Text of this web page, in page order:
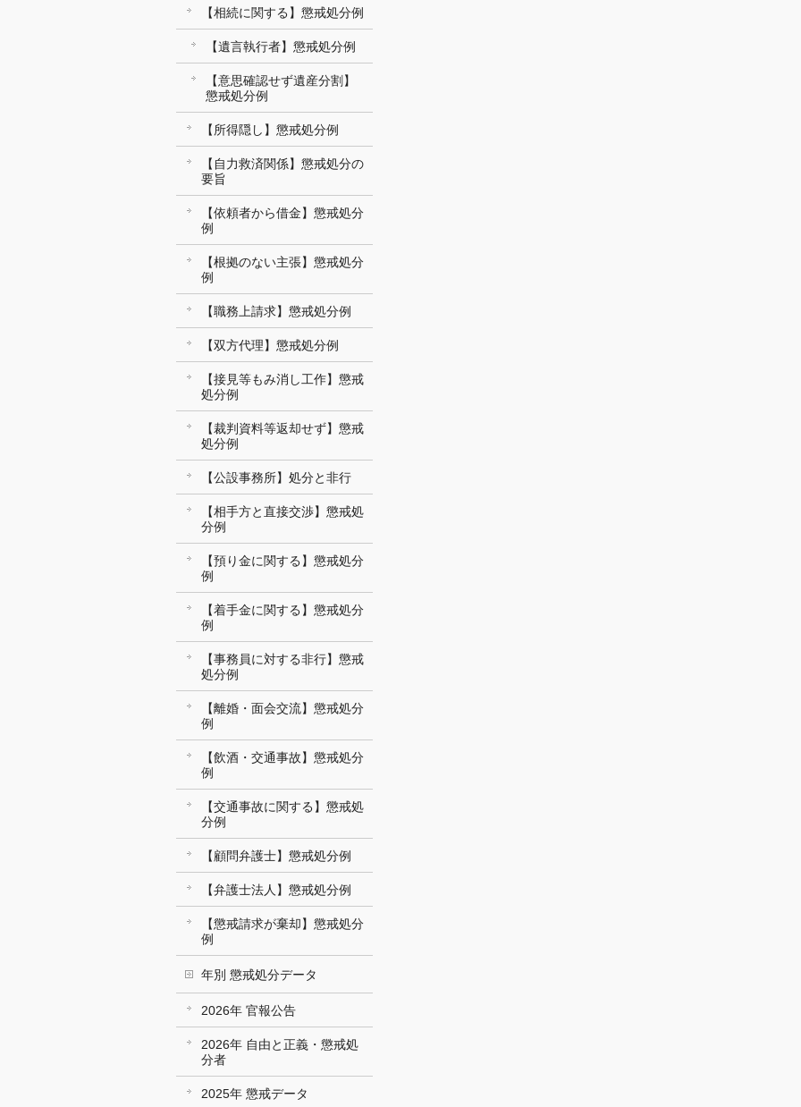
【相続に関する】懲戒処分例
【遺言執行者】懲戒処分例
【意思確認せず遺産分割】
懲戒処分例
【所得隠し】懲戒処分例
【自力救済関係】懲戒処分の
要旨
【依頼者から借金】懲戒処分
例
【根拠のない主張】懲戒処分
例
【職務上請求】懲戒処分例
【双方代理】懲戒処分例
【接見等もみ消し工作】懲戒
処分例
【裁判資料等返却せず】懲戒
処分例
【公設事務所】処分と非行
【相手方と直接交渉】懲戒処
分例
【預り金に関する】懲戒処分
例
【着手金に関する】懲戒処分
例
【事務員に対する非行】懲戒
処分例
【離婚・面会交流】懲戒処分
例
【飲酒・交通事故】懲戒処分
例
【交通事故に関する】懲戒処
分例
【顧問弁護士】懲戒処分例
【弁護士法人】懲戒処分例
【懲戒請求が棄却】懲戒処分
例
年別 懲戒処分データ
2026年 官報公告
2026年 自由と正義・懲戒処
分者
2025年 懲戒データ